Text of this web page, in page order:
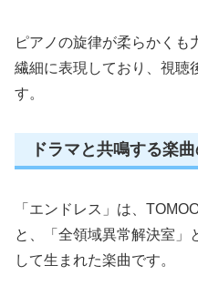
ピアノの旋律が柔らかくも
繊細に表現しており、視聴
す。
ドラマと共鳴する楽
「エンドレス」は、
と、「全領域異常解決室」
して生まれた楽曲です。